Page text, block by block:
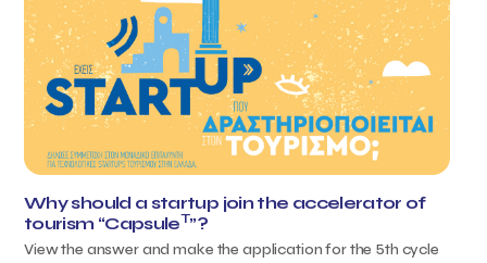
Why should a startup join the accelerator of
tourism “CapsuleT”?
View the answer and make the application for the 5th cycle